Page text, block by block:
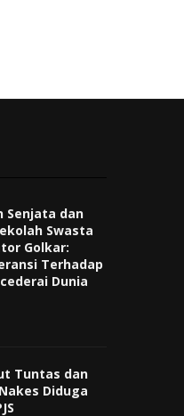
Senjata dan
Swasta
Golkar:
Terhadap
Dunia
Tuntas dan
Diduga